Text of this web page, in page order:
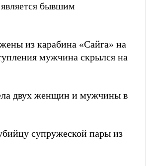
бывшим
из карабина «Сайга» на
мужчина скрылся на
двух женщин и мужчины в
супружеской пары из